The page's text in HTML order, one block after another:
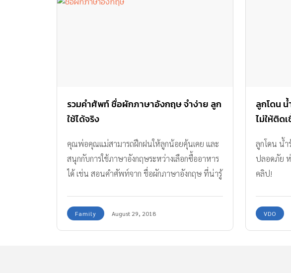
รวมคำศัพท์ ชื่อผักภาษาอังกฤษ จำง่าย ลูก
ใช้ได้จริง
คุณพ่อคุณแม่สามารถฝึกฝนให้ลูกน้อยคุ้นเคย และ
สนุกกับการใช้ภาษาอังกฤษระหว่างเลือกซื้ออาหาร
ได้ เช่น สอนคำศัพท์จาก ชื่อผักภาษาอังกฤษ ที่น่ารู้
Family August 29, 2018
ลูกโดน
ไม่ให้ติด
ลูกโดน น้
ปลอดภัย
คลิป!
VDO